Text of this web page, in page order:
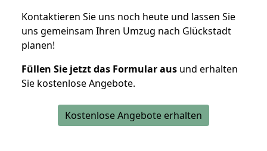
Kontaktieren Sie uns noch heute und lassen Sie
uns gemeinsam Ihren Umzug nach Glückstadt
planen!
Füllen Sie jetzt das Formular aus und erhalten
Sie kostenlose Angebote.
Kostenlose Angebote erhalten